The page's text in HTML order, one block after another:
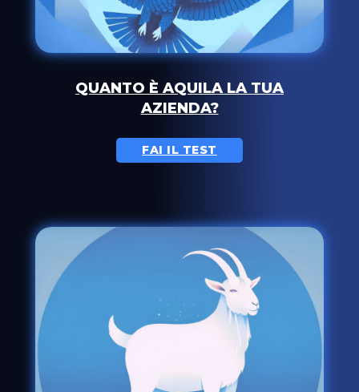
QUANTO È AQUILA LA TUA
AZIENDA?
FAI IL TEST